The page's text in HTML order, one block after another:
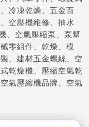
冷凍乾燥、五金百
空壓機維修、抽水
、空氣壓縮泵、泵幫
零組件、乾燥、模
、建材五金螺絲、空
乾燥機、壓縮空氣乾
氣壓縮機品牌、空氣